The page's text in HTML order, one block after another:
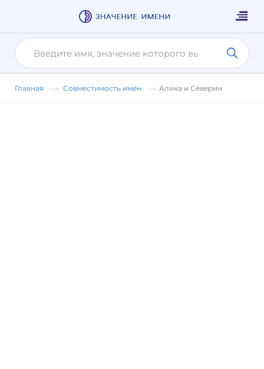
Главная Совместимость имен Алика и Северин